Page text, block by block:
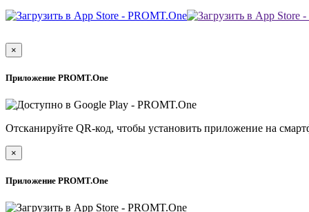
×
Приложение PROMT.One
Отсканируйте QR-код, чтобы установить приложение на
×
Приложение PROMT.One